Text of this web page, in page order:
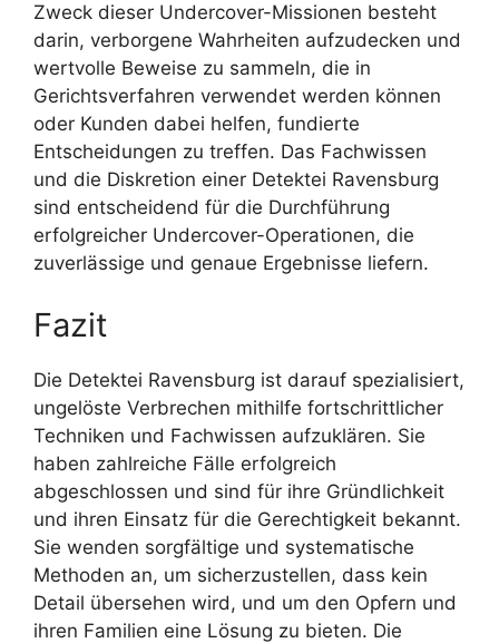
Zweck dieser Undercover-Missionen besteht
darin, verborgene Wahrheiten aufzudecken und
wertvolle Beweise zu sammeln, die in
Gerichtsverfahren verwendet werden können
oder Kunden dabei helfen, fundierte
Entscheidungen zu treffen. Das Fachwissen
und die Diskretion einer Detektei Ravensburg
sind entscheidend für die Durchführung
erfolgreicher Undercover-Operationen, die
zuverlässige und genaue Ergebnisse liefern.
Fazit
Die Detektei Ravensburg ist darauf spezialisiert,
ungelöste Verbrechen mithilfe fortschrittlicher
Techniken und Fachwissen aufzuklären. Sie
haben zahlreiche Fälle erfolgreich
abgeschlossen und sind für ihre Gründlichkeit
und ihren Einsatz für die Gerechtigkeit bekannt.
Sie wenden sorgfältige und systematische
Methoden an, um sicherzustellen, dass kein
Detail übersehen wird, und um den Opfern und
ihren Familien eine Lösung zu bieten. Die